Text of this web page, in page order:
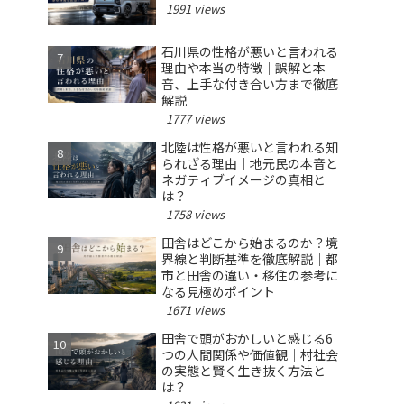
1991 views
石川県の性格が悪いと言われる
理由や本当の特徴｜誤解と本
音、上手な付き合い方まで徹底
解説
1777 views
北陸は性格が悪いと言われる知
られざる理由｜地元民の本音と
ネガティブイメージの真相と
は？
1758 views
田舎はどこから始まるのか？境
界線と判断基準を徹底解説｜都
市と田舎の違い・移住の参考に
なる見極めポイント
1671 views
田舎で頭がおかしいと感じる6
つの人間関係や価値観｜村社会
の実態と賢く生き抜く方法と
は？